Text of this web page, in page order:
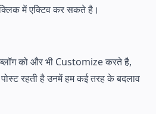
में एक्टिव कर सकते है।
को और भी Customize करते है,
रहती है उनमें हम कई तरह के बदलाव